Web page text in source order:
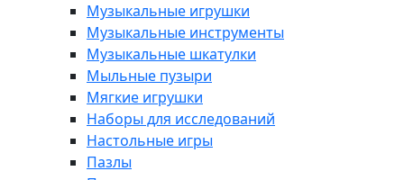
Музыкальные игрушки
Музыкальные инструменты
Музыкальные шкатулки
Мыльные пузыри
Мягкие игрушки
Наборы для исследований
Настольные игры
Пазлы